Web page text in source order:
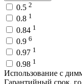
0.5 2
0.8 1
0.84 1
0.9 6
0.97 1
0.98 1
Использование с
Гарантийный срок,